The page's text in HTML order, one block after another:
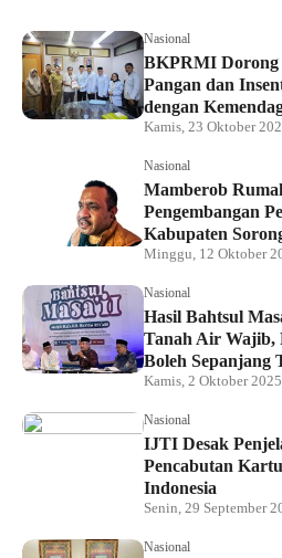
Nasional
BKPRMI Dorong
Pangan dan
dengan
Kamis, 23 Oktober
Nasional
Mamberob
Pengembangan
Kabupaten
Minggu, 12 Oktober
Nasional
Hasil Bahtsul
Tanah Air Wajib,
Boleh Sepanjang
Kamis, 2 Oktober 2025
Nasional
IJTI Desak
Pencabutan
Indonesia
Senin, 29 September
Nasional